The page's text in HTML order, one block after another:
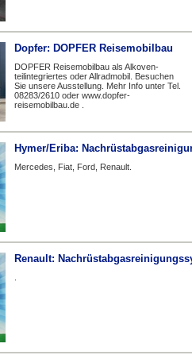
Dopfer: DOPFER Reisemobilbau
DOPFER Reisemobilbau als Alkoven-
teilintegriertes oder Allradmobil. Besuchen
Sie unsere Ausstellung. Mehr Info unter Tel.
08283/2610 oder www.dopfer-
reisemobilbau.de .
Hymer/Eriba:
Mercedes, Fiat, Ford, Renault.
Renault: